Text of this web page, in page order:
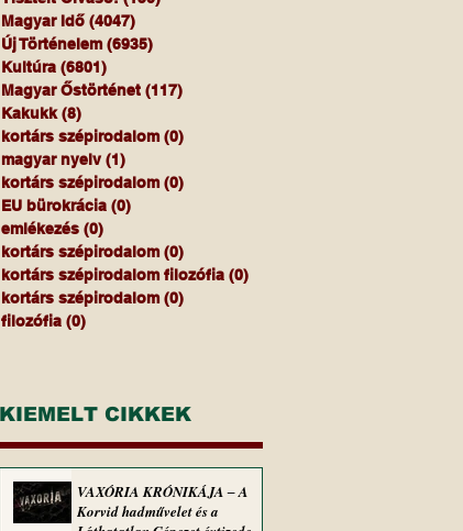
Magyar Idő (4047)
Új Történelem (6935)
Kultúra (6801)
Magyar Őstörténet (117)
Kakukk (8)
kortárs szépirodalom (0)
magyar nyelv (1)
kortárs szépirodalom (0)
EU bürokrácia (0)
emlékezés (0)
kortárs szépirodalom (0)
kortárs szépirodalom filozófia (0)
kortárs szépirodalom (0)
filozófia (0)
KIEMELT CIKKEK
VAXÓRIA KRÓNIKÁJA ‒ A
Korvid hadművelet és a